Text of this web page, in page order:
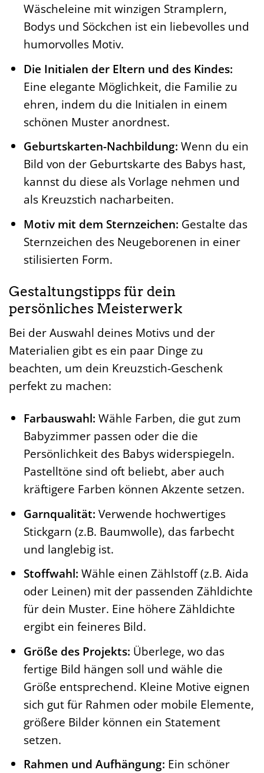
Wäscheleine mit winzigen Stramplern,
Bodys und Söckchen ist ein liebevolles und
humorvolles Motiv.
Die Initialen der Eltern und des Kindes:
Eine elegante Möglichkeit, die Familie zu
ehren, indem du die Initialen in einem
schönen Muster anordnest.
Geburtskarten-Nachbildung: Wenn du ein
Bild von der Geburtskarte des Babys hast,
kannst du diese als Vorlage nehmen und
als Kreuzstich nacharbeiten.
Motiv mit dem Sternzeichen: Gestalte das
Sternzeichen des Neugeborenen in einer
stilisierten Form.
Gestaltungstipps für dein
persönliches Meisterwerk
Bei der Auswahl deines Motivs und der
Materialien gibt es ein paar Dinge zu
beachten, um dein Kreuzstich-Geschenk
perfekt zu machen:
Farbauswahl: Wähle Farben, die gut zum
Babyzimmer passen oder die die
Persönlichkeit des Babys widerspiegeln.
Pastelltöne sind oft beliebt, aber auch
kräftigere Farben können Akzente setzen.
Garnqualität: Verwende hochwertiges
Stickgarn (z.B. Baumwolle), das farbecht
und langlebig ist.
Stoffwahl: Wähle einen Zählstoff (z.B. Aida
oder Leinen) mit der passenden Zähldichte
für dein Muster. Eine höhere Zähldichte
ergibt ein feineres Bild.
Größe des Projekts: Überlege, wo das
fertige Bild hängen soll und wähle die
Größe entsprechend. Kleine Motive eignen
sich gut für Rahmen oder mobile Elemente,
größere Bilder können ein Statement
setzen.
Rahmen und Aufhängung: Ein schöner